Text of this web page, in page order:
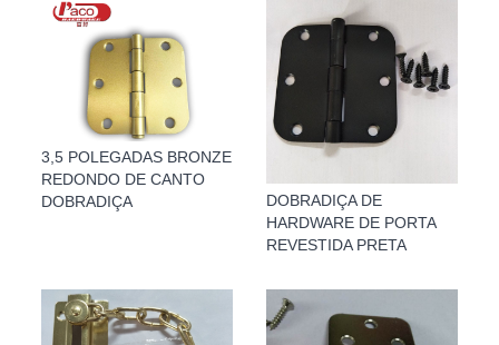
3,5 POLEGADAS BRONZE
REDONDO DE CANTO
DOBRADIÇA
DOBRADIÇA DE
HARDWARE DE PORTA
REVESTIDA PRETA